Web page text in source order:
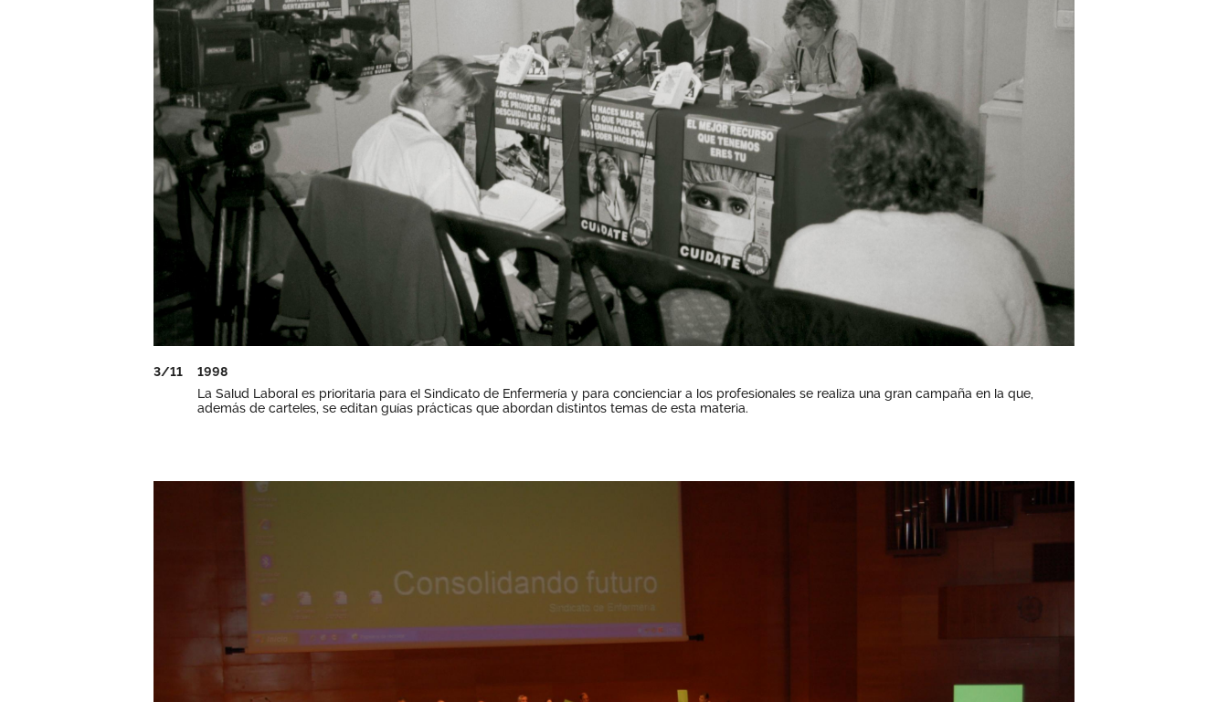
3/11
1998
La Salud Laboral es prioritaria para el Sindicato de Enfermería y para concienciar a los profesionales se realiza una gran campaña en la que,
además de carteles, se editan guías prácticas que abordan distintos temas de esta materia.